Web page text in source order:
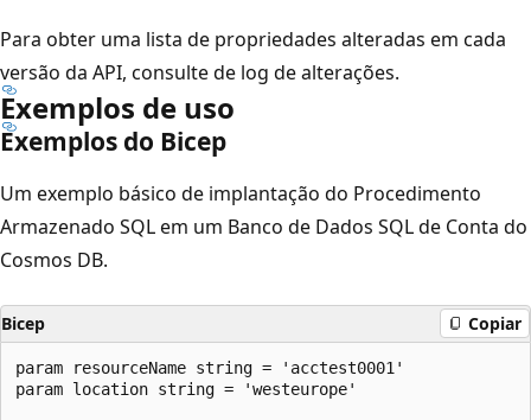
Para obter uma lista de propriedades alteradas em cada
versão da API, consultede log de alterações.
Exemplos de uso
Exemplos do Bicep
Um exemplo básico de implantação do Procedimento
Armazenado SQL em um Banco de Dados SQL de Conta do
Cosmos DB.
Bicep Copiar
param resourceName string = 'acctest0001'
param location string = 'westeurope'